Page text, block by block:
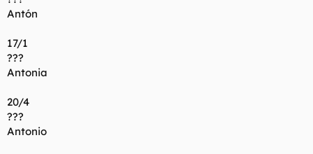
Antón
17/1
???
Antonia
20/4
???
Antonio